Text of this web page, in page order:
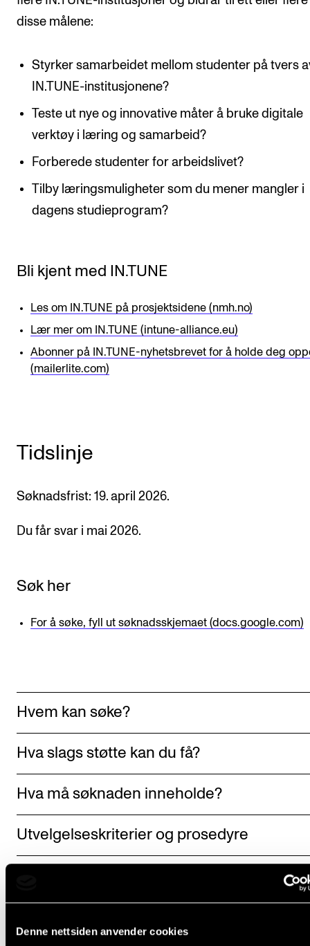
Denne nettsiden anvender cookies
disse målene:
Styrker samarbeidet mellom studenter på tvers
IN.TUNE-institusjonene?
Teste ut nye og innovative måter å bruke digitale
verktøy i læring og samarbeid?
Forberede studenter for arbeidslivet?
Tilby læringsmuligheter som du mener mangler i
dagens studieprogram?
Bli kjent med IN.TUNE
Les om IN.TUNE på prosjektsidene (nmh.no)
Lær mer om IN.TUNE (intune-alliance.eu)
Abonner på IN.TUNE-nyhetsbrevet for å holde deg
(mailerlite.com)
Tidslinje
Søknadsfrist: 19. april 2026.
Du får svar i mai 2026.
Søk her
For å søke, fyll ut søknadsskjemaet (docs.google.com)
Hvem kan søke?
Hva slags støtte kan du få?
Hva må søknaden inneholde?
Utvelgelseskriterier og prosedyre